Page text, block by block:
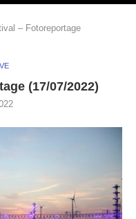
– Fotoreportage
(17/07/2022)